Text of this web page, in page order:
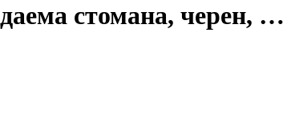
стомана, черен, …